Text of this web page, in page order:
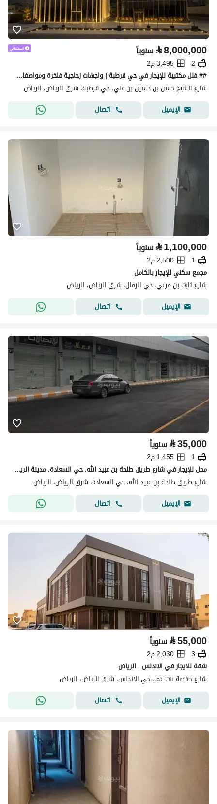
⃁8,000,000 سنوياً
2
3,495 م2
## فلل مكتبية للإيجار في حي قرطبة | واجهات زجاجية فاخرة ومواصفات أعمال متكاملة
شارع الشيخ حسن بن حسين بن علي، حي قرطبة، شرق الرياض، الرياض
الإيميل
اتصال
⃁1,100,000 سنوياً
1
2,500 م2
مجمع سكني للإيجار بالكامل
شارع ثابت بن مرعي، حي الرمال، شرق الرياض، الرياض
الإيميل
اتصال
⃁35,000 سنوياً
1
1,455 م2
محل للإيجار في شارع طريق طلحة بن عبيد الله, حي السعادة, مدينة الرياض, منطقة الرياض
شارع طريق طلحة بن عبيد الله، حي السعادة، شرق الرياض، الرياض
الإيميل
اتصال
⃁55,000 سنوياً
3
2,030 م2
شقة للايجار في الاندلس , الرياض
شارع حفصة بنت عمر، حي الاندلس، شرق الرياض، الرياض
الإيميل
اتصال